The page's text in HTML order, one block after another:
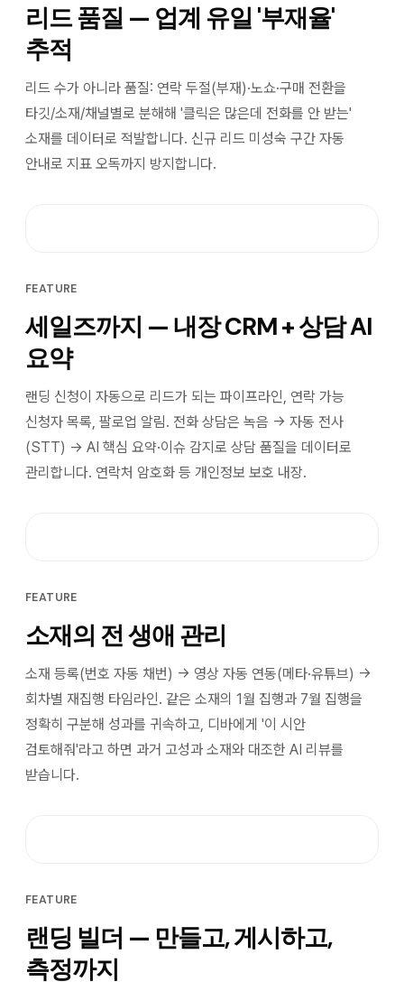
리드 품질 — 업계 유일 '부재율'
추적
리드 수가 아니라 품질: 연락 두절(부재)·노쇼·구매 전환을
타깃/소재/채널별로 분해해 '클릭은 많은데 전화를 안 받는'
소재를 데이터로 적발합니다. 신규 리드 미성숙 구간 자동
안내로 지표 오독까지 방지합니다.
FEATURE
세일즈까지 — 내장 CRM + 상담 AI
요약
랜딩 신청이 자동으로 리드가 되는 파이프라인, 연락 가능
신청자 목록, 팔로업 알림. 전화 상담은 녹음 → 자동 전사
(STT) → AI 핵심 요약·이슈 감지로 상담 품질을 데이터로
관리합니다. 연락처 암호화 등 개인정보 보호 내장.
FEATURE
소재의 전 생애 관리
소재 등록(번호 자동 채번) → 영상 자동 연동(메타·유튜브) →
회차별 재집행 타임라인. 같은 소재의 1월 집행과 7월 집행을
정확히 구분해 성과를 귀속하고, 디바에게 '이 시안
검토해줘'라고 하면 과거 고성과 소재와 대조한 AI 리뷰를
받습니다.
FEATURE
랜딩 빌더 — 만들고, 게시하고,
측정까지